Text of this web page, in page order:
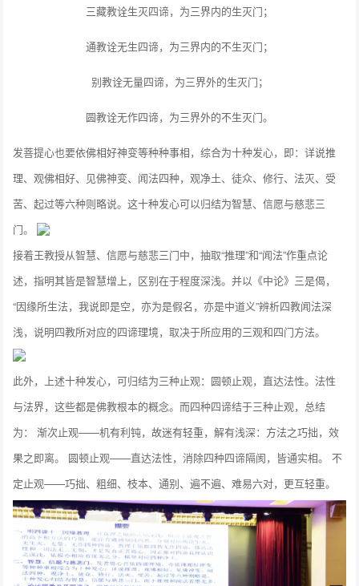
三藏教诠生灭四谛，为三界内的生灭门；
通教诠无生四谛，为三界内的不生灭门；
别教诠无量四谛，为三界外的生灭门；
圆教诠无作四谛，为三界外的不生灭门。
发菩提心也要依佛相好神变等种种事相，综合为十种发心，即：详说推
理、观佛相好、见佛神变、闻法四种，观净土、徒众、修行、法灭、受
苦、起过等六种则略说。这十种发心可以归结为智慧、信愿与慈悲三
门。
接着王教授从智慧、信愿与慈悲三门中，抽取“推理”和“闻法”作重点论
述，指明其皆是智慧增上，区别在于程度深浅。并以《中论》三是偈，
“因缘所生法，我说即是空，亦为是假名，亦是中道义”辨析四教闻法深
浅，说明四教所对应的四谛理境，取决于所应用的三观和四门方法。
此外，上述十种发心，可归结为三种止观：圆顿止观，直达法性。法性
与法界，这些都是佛教根本的概念。而四种四谛结于三种止观，总结
为： 渐次止观——机有利钝，故迷有轻重，解有浅深：方法之巧拙，效
果之即离。 圆顿止观——直达法性，消除四种四谛隔阂，皆通实相。 不
定止观——巧拙、粗细、枝本、通别、遍不遍、难易六对，更互轻重。